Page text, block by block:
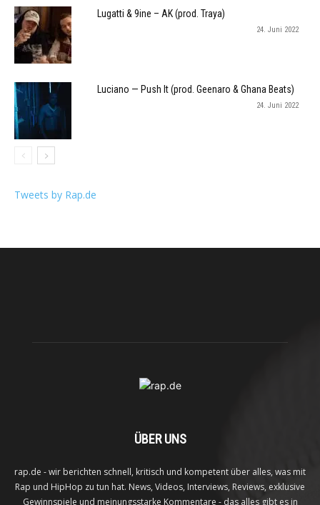
Lugatti & 9ine – AK (prod. Traya)
24. Juni 2022
Luciano — Push It (prod. Geenaro & Ghana Beats)
24. Juni 2022
Tweets by Rap.de
ÜBER UNS
rap.de - wir berichten schnell, kritisch und kompetent über alles, was mit
Rap und HipHop zu tun hat. News, Videos, Interviews, Reviews, exklusive
Gewinnspiele und meinungsstarke Kommentare - das alles gibt es in